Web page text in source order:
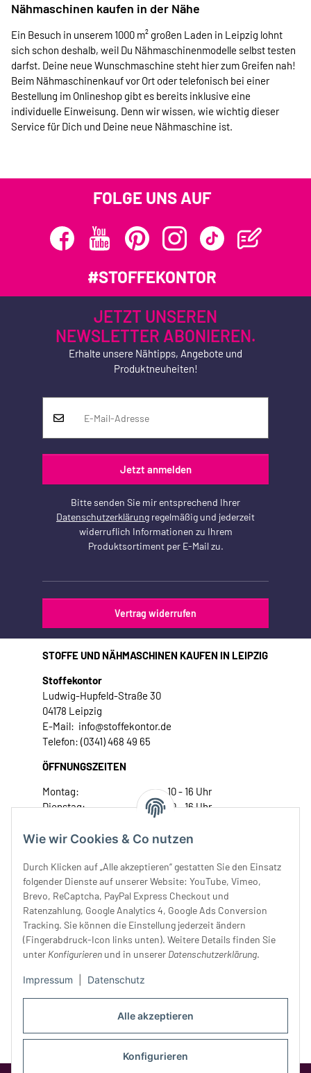
Alle akzeptieren
Konfigurieren
Wie wir Cookies & Co nutzen
Durch Klicken auf „Alle akzeptieren“ gestatten Sie den Einsatz
folgender Dienste auf unserer Website: YouTube, Vimeo,
Brevo, ReCaptcha, PayPal Express Checkout und
Ratenzahlung, Google Analytics 4, Google Ads Conversion
Tracking. Sie können die Einstellung jederzeit ändern
(Fingerabdruck-Icon links unten). Weitere Details finden Sie
unter Konfigurieren und in unserer Datenschutzerklärung.
Impressum Datenschutz
Nähmaschinen kaufen in der Nähe
Ein Besuch in unserem 1000 m² großen Laden in Leipzig lohnt
sich schon deshalb, weil Du Nähmaschinenmodelle selbst testen
darfst. Deine neue Wunschmaschine steht hier zum Greifen nah!
Beim Nähmaschinenkauf vor Ort oder telefonisch bei einer
Bestellung im Onlineshop gibt es bereits inklusive eine
individuelle Einweisung. Denn wir wissen, wie wichtig dieser
Service für Dich und Deine neue Nähmaschine ist.
FOLGE UNS AUF
#STOFFEKONTOR
JETZT UNSEREN
NEWSLETTER ABONIEREN.
Erhalte unsere Nähtipps, Angebote und
Produktneuheiten!
Jetzt anmelden
Bitte senden Sie mir entsprechend Ihrer
Datenschutzerklärung regelmäßig und jederzeit
widerruflich Informationen zu Ihrem
Produktsortiment per E-Mail zu.
Vertrag widerrufen
STOFFE UND NÄHMASCHINEN KAUFEN IN LEIPZIG
Stoffekontor
Ludwig-Hupfeld-Straße 30
04178 Leipzig
E-Mail: info@stoffekontor.de
Telefon: (0341) 468 49 65
ÖFFNUNGSZEITEN
Montag:
10 - 16 Uhr
Dienstag:
10 - 16 Uhr
Donnerstag:
10 - 18 Uhr
Samstag:
10 - 14 Uhr
Unser Service
Rechtliches